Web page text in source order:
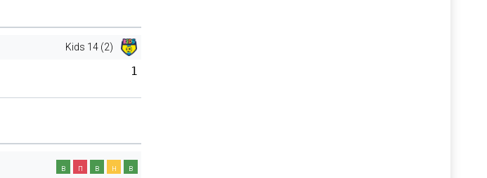
Kids 14 (2)
1
в п в н в